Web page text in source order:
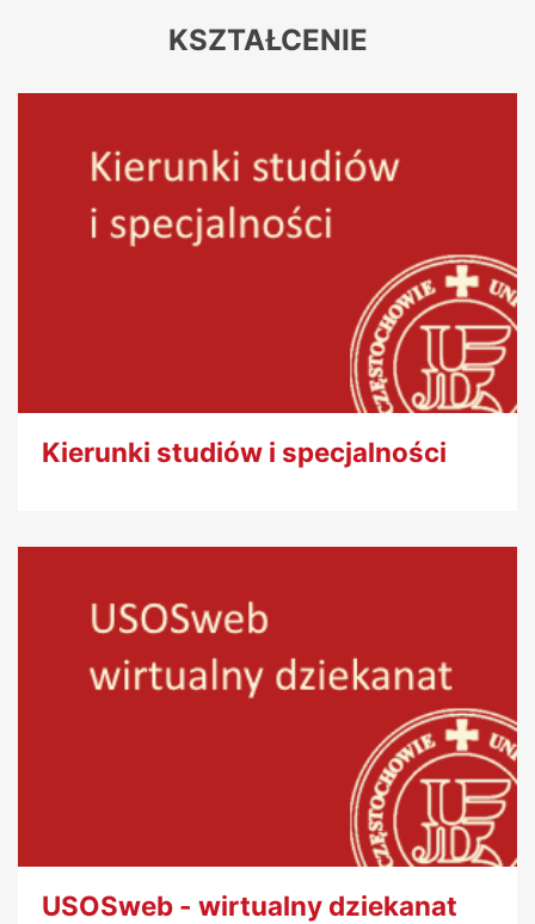
KSZTAŁCENIE
Kierunki studiów i specjalności
USOSweb - wirtualny dziekanat